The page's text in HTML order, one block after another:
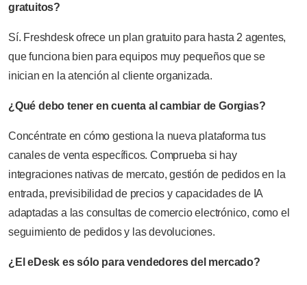
gratuitos?
Sí. Freshdesk ofrece un plan gratuito para hasta 2 agentes,
que funciona bien para equipos muy pequeños que se
inician en la atención al cliente organizada.
¿Qué debo tener en cuenta al cambiar de Gorgias?
Concéntrate en cómo gestiona la nueva plataforma tus
canales de venta específicos. Comprueba si hay
integraciones nativas de mercato, gestión de pedidos en la
entrada, previsibilidad de precios y capacidades de IA
adaptadas a las consultas de comercio electrónico, como el
seguimiento de pedidos y las devoluciones.
¿El eDesk es sólo para vendedores del mercado?